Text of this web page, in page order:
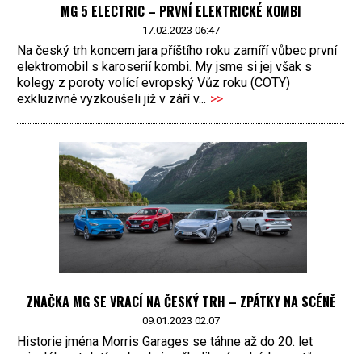
MG 5 ELECTRIC – PRVNÍ ELEKTRICKÉ KOMBI
17.02.2023 06:47
Na český trh koncem jara příštího roku zamíří vůbec první
elektromobil s karoserií kombi. My jsme si jej však s
kolegy z poroty volící evropský Vůz roku (COTY)
exkluzivně vyzkoušeli již v září v... >>
ZNAČKA MG SE VRACÍ NA ČESKÝ TRH – ZPÁTKY NA SCÉNĚ
09.01.2023 02:07
Historie jména Morris Garages se táhne až do 20. let